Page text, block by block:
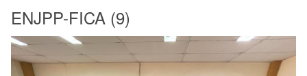
ENJPP-FICA (9)